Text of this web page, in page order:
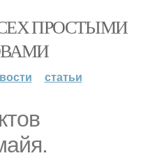
ПРОСТЫМИ
статьи